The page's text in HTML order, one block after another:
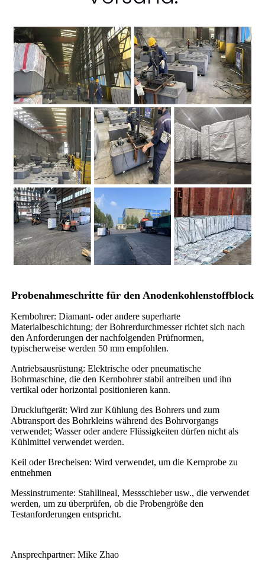
Probenahmeschritte für den Anodenkohlenstoffblock
Kernbohrer: Diamant- oder andere superharte
Materialbeschichtung; der Bohrerdurchmesser richtet sich nach
den Anforderungen der nachfolgenden Prüfnormen,
typischerweise werden 50 mm empfohlen.
Antriebsausrüstung: Elektrische oder pneumatische
Bohrmaschine, die den Kernbohrer stabil antreiben und ihn
vertikal oder horizontal positionieren kann.
Druckluftgerät: Wird zur Kühlung des Bohrers und zum
Abtransport des Bohrkleins während des Bohrvorgangs
verwendet; Wasser oder andere Flüssigkeiten dürfen nicht als
Kühlmittel verwendet werden.
Keil oder Brecheisen: Wird verwendet, um die Kernprobe zu
entnehmen
Messinstrumente: Stahllineal, Messschieber usw., die verwendet
werden, um zu überprüfen, ob die Probengröße den
Testanforderungen entspricht.
Ansprechpartner: Mike Zhao